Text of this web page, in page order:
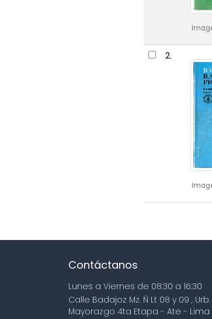
2.
Contáctanos
Lunes a Viernes de 08:30 a 16:30
Calle Badajoz Mz. Ñ Lt 08 y 09 , Urb.
Mayorazgo 4ta Etapa - Ate - Lima